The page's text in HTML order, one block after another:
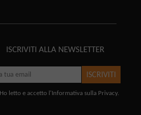
ISCRIVITI ALLA NEWSLETTER
ISCRIVITI
Ho letto e accetto l' Informativa sulla Privacy.